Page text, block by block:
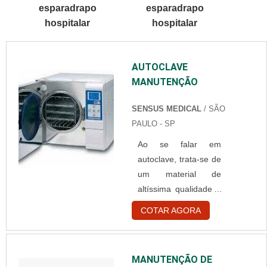
SOBRE TOUCA
BRANCA
touca branca
descartável em uma
comprometida com
seus serviços,
consegue encontrar o
site da Best Fabril. É
possível encontrar
capote hospitalar
descartável e gorr...
esparadrapo
hospitalar
esparadrapo
hospitalar
AUTOCLAVE
MANUTENÇÃO
SENSUS MEDICAL / SÃO
PAULO - SP
Ao se falar em
autoclave, trata-se de
um material de
altíssima qualidade e
excelência, presente
em laboratórios,
indústrias e clínicas
ao seu
COTAR AGORA
MANUTENÇÃO DE